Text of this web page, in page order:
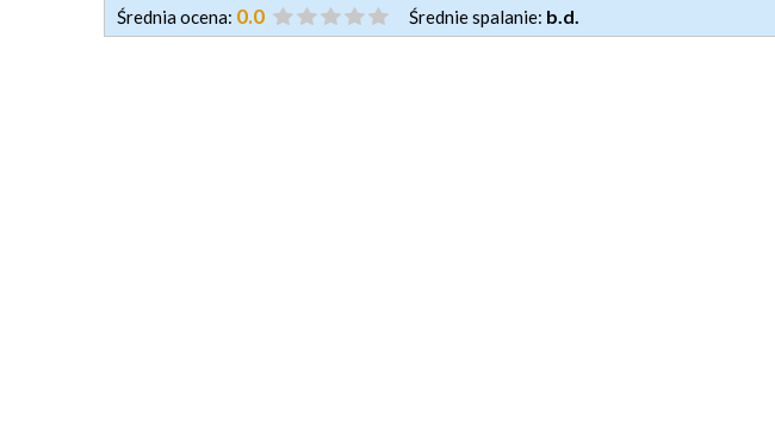
Średnia ocena: 0.0 Średnie spalanie: b.d.